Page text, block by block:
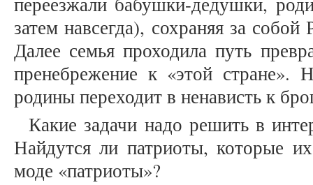
затем навсегда), сохраняя за
Далее семья проходила путь
пренебрежение к «этой стране».
родины переходит в ненависть к
Какие задачи надо решить в
Найдутся ли патриоты, которые
моде «патриоты»?